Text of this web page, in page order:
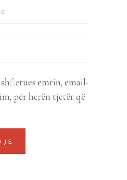
emrin, email-
për herën tjetër që